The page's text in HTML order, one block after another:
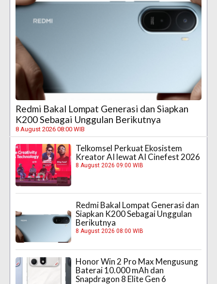
Redmi Bakal Lompat Generasi dan Siapkan
K200 Sebagai Unggulan Berikutnya
8 August 2026 08:00 WIB
Telkomsel Perkuat Ekosistem
Kreator AI lewat AI Cinefest 2026
8 August 2026 09:00 WIB
Redmi Bakal Lompat Generasi dan
Siapkan K200 Sebagai Unggulan
Berikutnya
8 August 2026 08:00 WIB
Honor Win 2 Pro Max Mengusung
Baterai 10.000 mAh dan
Snapdragon 8 Elite Gen 6